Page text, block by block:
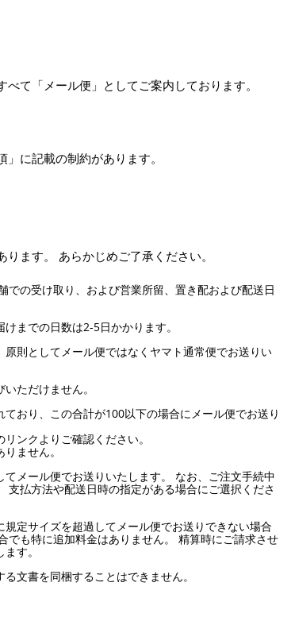
て「メール便」としてご案内しております。
に記載の制約があります。
ます。 あらかじめご了承ください。
の受け取り、および営業所留、置き配および配送日
までの日数は2-5日かかります。
則としてメール便ではなくヤマト通常便でお送りい
ただけません。
おり、この合計が100以下の場合にメール便でお送り
ンクよりご確認ください。
ません。
メール便でお送りいたします。 なお、ご注文手続中
支払方法や配送日時の指定がある場合にご選択くださ
定サイズを超過してメール便でお送りできない場合
でも特に追加料金はありません。 精算時にご請求させ
す。
文書を同梱することはできません。